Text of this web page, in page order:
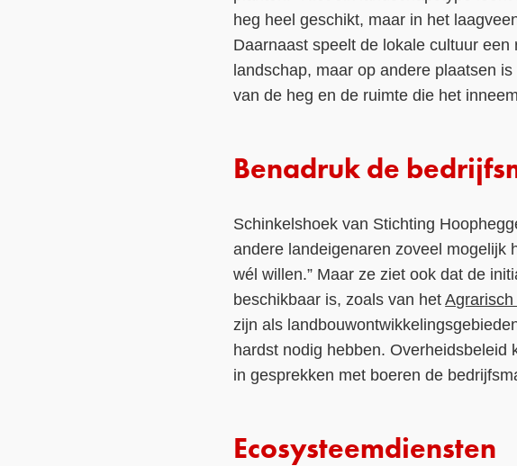
heg heel geschikt, maar in het
Daarnaast speelt de lokale cultuur
landschap, maar op andere plaatsen
van de heg en de ruimte die het
Benadruk de
Schinkelshoek van Stichting
andere landeigenaren zoveel mogelijk
wél willen.” Maar ze ziet ook dat de
beschikbaar is, zoals van het
zijn als
hardst nodig hebben.
in gesprekken met boeren de
Ecosysteemdiensten